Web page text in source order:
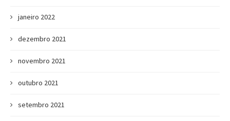
janeiro 2022
dezembro 2021
novembro 2021
outubro 2021
setembro 2021